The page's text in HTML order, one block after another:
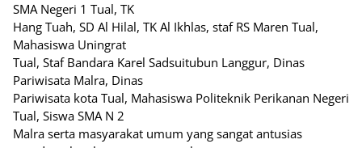
SMA Negeri 1 Tual, TK
Hang Tuah, SD Al Hilal, TK Al Ikhlas, staf RS Maren Tual,
Mahasiswa Uningrat
Tual, Staf Bandara Karel Sadsuitubun Langgur, Dinas
Pariwisata Malra, Dinas
Pariwisata kota Tual, Mahasiswa Politeknik Perikanan Negeri
Tual, Siswa SMA N 2
Malra serta masyarakat umum yang sangat antusias